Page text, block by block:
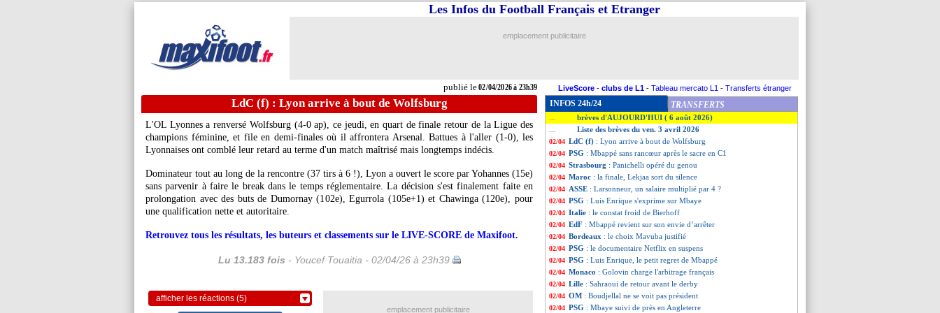
publié le02/04/2026 à 23h39
Les Infos du Football Français et Etranger
emplacement publicitaire
LiveScore - clubs de L1 - Tableau mercato L1 - Transferts étranger
LdC (f) : Lyon arrive à bout de Wolfsburg
L'OL Lyonnes a renversé Wolfsburg (4-0 ap), ce jeudi, en quart de finale retour de la Ligue des
champions féminine, et file en demi-finales où il affrontera Arsenal. Battues à l'aller (1-0), les
Lyonnaises ont comblé leur retard au terme d'un match maîtrisé mais longtemps indécis.
Dominateur tout au long de la rencontre (37 tirs à 6 !), Lyon a ouvert le score par Yohannes (15e)
sans parvenir à faire le break dans le temps réglementaire. La décision s'est finalement faite en
prolongation avec des buts de Dumornay (102e), Egurrola (105e+1) et Chawinga (120e), pour
une qualification nette et autoritaire.
Retrouvez tous les résultats, les buteurs et classements sur le LIVE-SCORE de Maxifoot.
Lu 13.183 fois - Youcef Touaitia - 02/04/26 à 23h39
afficher les réactions (5)
INFOS 24h/24 TRANSFERTS
brèves d'AUJOURD'HUI ( 6 août 2026)
Liste des brèves du ven. 3 avril 2026
02/04 LdC (f) : Lyon arrive à bout de Wolfsburg
02/04 PSG : Mbappé sans rancœur après le sacre en C1
02/04 Strasbourg : Panichelli opéré du genou
02/04 Maroc : la finale, Lekjaa sort du silence
02/04 ASSE : Larsonneur, un salaire multiplié par 4 ?
02/04 PSG : Luis Enrique s'exprime sur Mbaye
02/04 Italie : le constat froid de Bierhoff
02/04 EdF : Mbappé revient sur son envie d’arrêter
02/04 Bordeaux : le choix Mavuba justifié
02/04 PSG : le documentaire Netflix en suspens
02/04 PSG : Luis Enrique, le petit regret de Mbappé
02/04 Monaco : Golovin charge l'arbitrage français
02/04 Lille : Sahraoui de retour avant le derby
02/04 OM : Boudjellal ne se voit pas président
02/04 PSG : Mbaye suivi de près en Angleterre
emplacement publicitaire